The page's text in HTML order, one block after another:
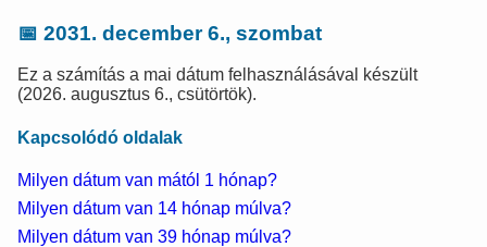
📅 2031. december 6., szombat
Ez a számítás a mai dátum felhasználásával készült
(2026. augusztus 6., csütörtök).
Kapcsolódó oldalak
Milyen dátum van mától 1 hónap?
Milyen dátum van 14 hónap múlva?
Milyen dátum van 39 hónap múlva?